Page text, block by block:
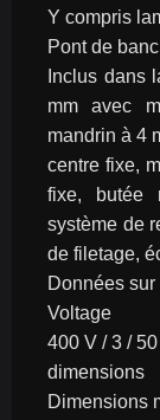
Y compris
Pont de
Inclus dans
mm avec
mandrin à 4
centre fixe,
fixe, butée
système de
de filetage,
Données
Voltage
400 V / 3 /
dimensions
Dimensions